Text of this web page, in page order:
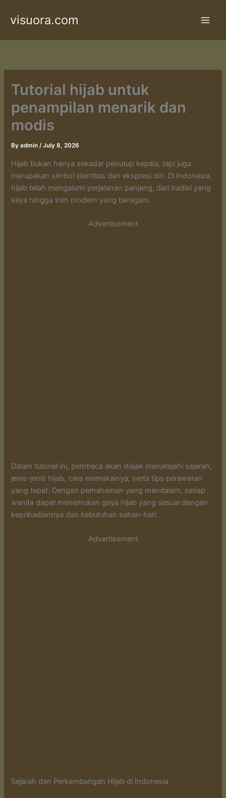
visuora.com
Tutorial hijab untuk
penampilan menarik dan
modis
Byadmin/July 8, 2026
Hijab bukan hanya sekadar penutup kepala, tapi juga
merupakan simbol identitas dan ekspresi diri. Di Indonesia,
hijab telah mengalami perjalanan panjang, dari tradisi yang
kaya hingga tren modern yang beragam.
Advertisement
Dalam tutorial ini, pembaca akan diajak menjelajahi sejarah,
jenis-jenis hijab, cara memakainya, serta tips perawatan
yang tepat. Dengan pemahaman yang mendalam, setiap
wanita dapat menemukan gaya hijab yang sesuai dengan
kepribadiannya dan kebutuhan sehari-hari.
Advertisement
Sejarah dan Perkembangan Hijab di Indonesia